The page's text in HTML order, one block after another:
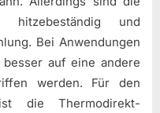
hitzebeständig und
Bei Anwendungen
auf eine andere
werden. Für den
die Thermodirekt-